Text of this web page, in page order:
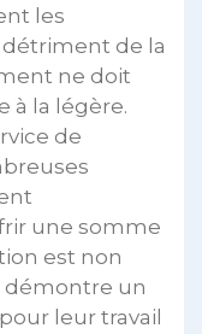
les
de la
ne doit
à la légère.
de
une somme
est non
démontre un
leur travail